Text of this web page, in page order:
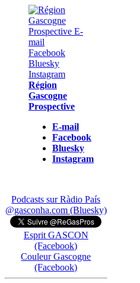
Région
Gascogne
Prospective
E-mail
Facebook
Bluesky
Instagram
Podcasts sur Ràdio País
@gasconha.com (Bluesky)
Esprit GASCON
(Facebook)
Couleur Gascogne
(Facebook)